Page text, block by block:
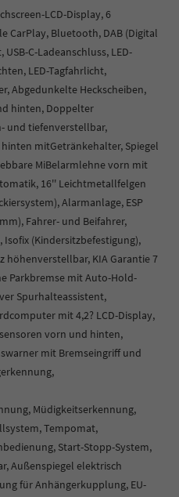
LCD-Display, 6
CarPlay, Bluetooth, DAB (Digital
C-Ladeanschluss, LED-
LED-Tagfahrlicht,
Abgedunkelte Heckscheiben,
hinten, Doppelter
und tiefenverstellbar,
mitGetränkehalter, Spiegel
MiBelarmlehne vorn mit
16'' Leichtmetallfelgen
Alarmanlage, ESP
Fahrer- und Beifahrer,
Isofix (Kindersitzbefestigung),
höhenverstellbar, KIA Garantie 7
Parkbremse mit Auto-Hold-
Spurhalteassistent,
mit 4,2? LCD-Display,
vorn und hinten,
mit Bremseingriff und
Müdigkeitserkennung,
Tempomat,
Start-Stopp-System,
Außenspiegel elektrisch
für Anhängerkupplung, EU-